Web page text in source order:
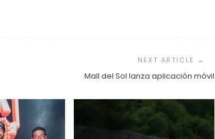
Mall del Sol lanza aplicación móvil